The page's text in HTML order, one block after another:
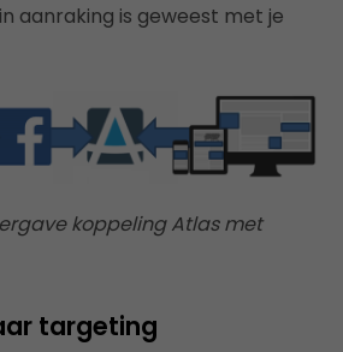
aanraking is geweest met je
koppeling Atlas met
targeting